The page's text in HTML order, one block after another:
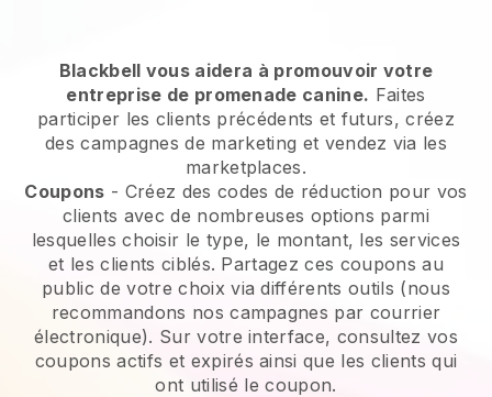
Blackbell vous aidera à promouvoir votre
entreprise de promenade canine. Faites
participer les clients précédents et futurs, créez
des campagnes de marketing et vendez via les
marketplaces.
Coupons - Créez des codes de réduction pour vos
clients avec de nombreuses options parmi
lesquelles choisir le type, le montant, les services
et les clients ciblés. Partagez ces coupons au
public de votre choix via différents outils (nous
recommandons nos campagnes par courrier
électronique). Sur votre interface, consultez vos
coupons actifs et expirés ainsi que les clients qui
ont utilisé le coupon.